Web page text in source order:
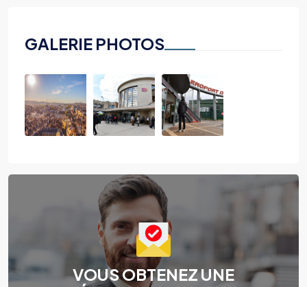
GALERIE PHOTOS
VOUS OBTENEZ UNE